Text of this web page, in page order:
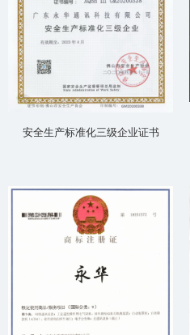
安全生产标准化三级企业证书